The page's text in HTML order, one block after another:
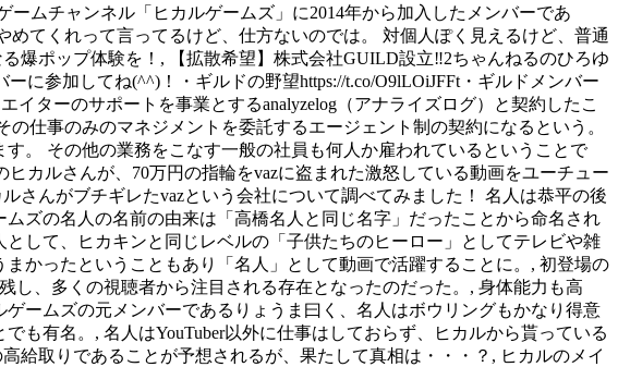
ムチャンネル「ヒカルゲームズ」に2014年から加入したメンバーであ
てくれって言ってるけど、仕方ないのでは。 対個人ぽく見えるけど、普通
爆ポップ体験を！, 【拡散希望】株式会社GUILD設立‼︎2ちゃんねるのひろゆ
に参加してね(^^)！・ギルドの野望https://t.co/O9lLOiJFFt・ギルドメンバー
イターのサポートを事業とするanalyzelog（アナライズログ）と契約したこ
仕事のみのマネジメントを委託するエージェント制の契約になるという。
。 その他の業務をこなす一般の社員も何人か雇われているということで
カルさんが、70万円の指輪をvazに盗まれた激怒している動画をユーチュー
さんがブチギレたvazという会社について調べてみました！ 名人は恭平の後
ズの名人の名前の由来は「高橋名人と同じ名字」だったことから命名され
して、ヒカキンと同じレベルの「子供たちのヒーロー」としてテレビや雑
かったということもあり「名人」として動画で活躍することに。, 初登場の
、多くの視聴者から注目される存在となったのだった。, 身体能力も高
ームズの元メンバーであるりょうま曰く、名人はボウリングもかなり得意
も有名。, 名人はYouTuber以外に仕事はしておらず、ヒカルから貰っている
給取りであることが予想されるが、果たして真相は・・・？, ヒカルのメイ